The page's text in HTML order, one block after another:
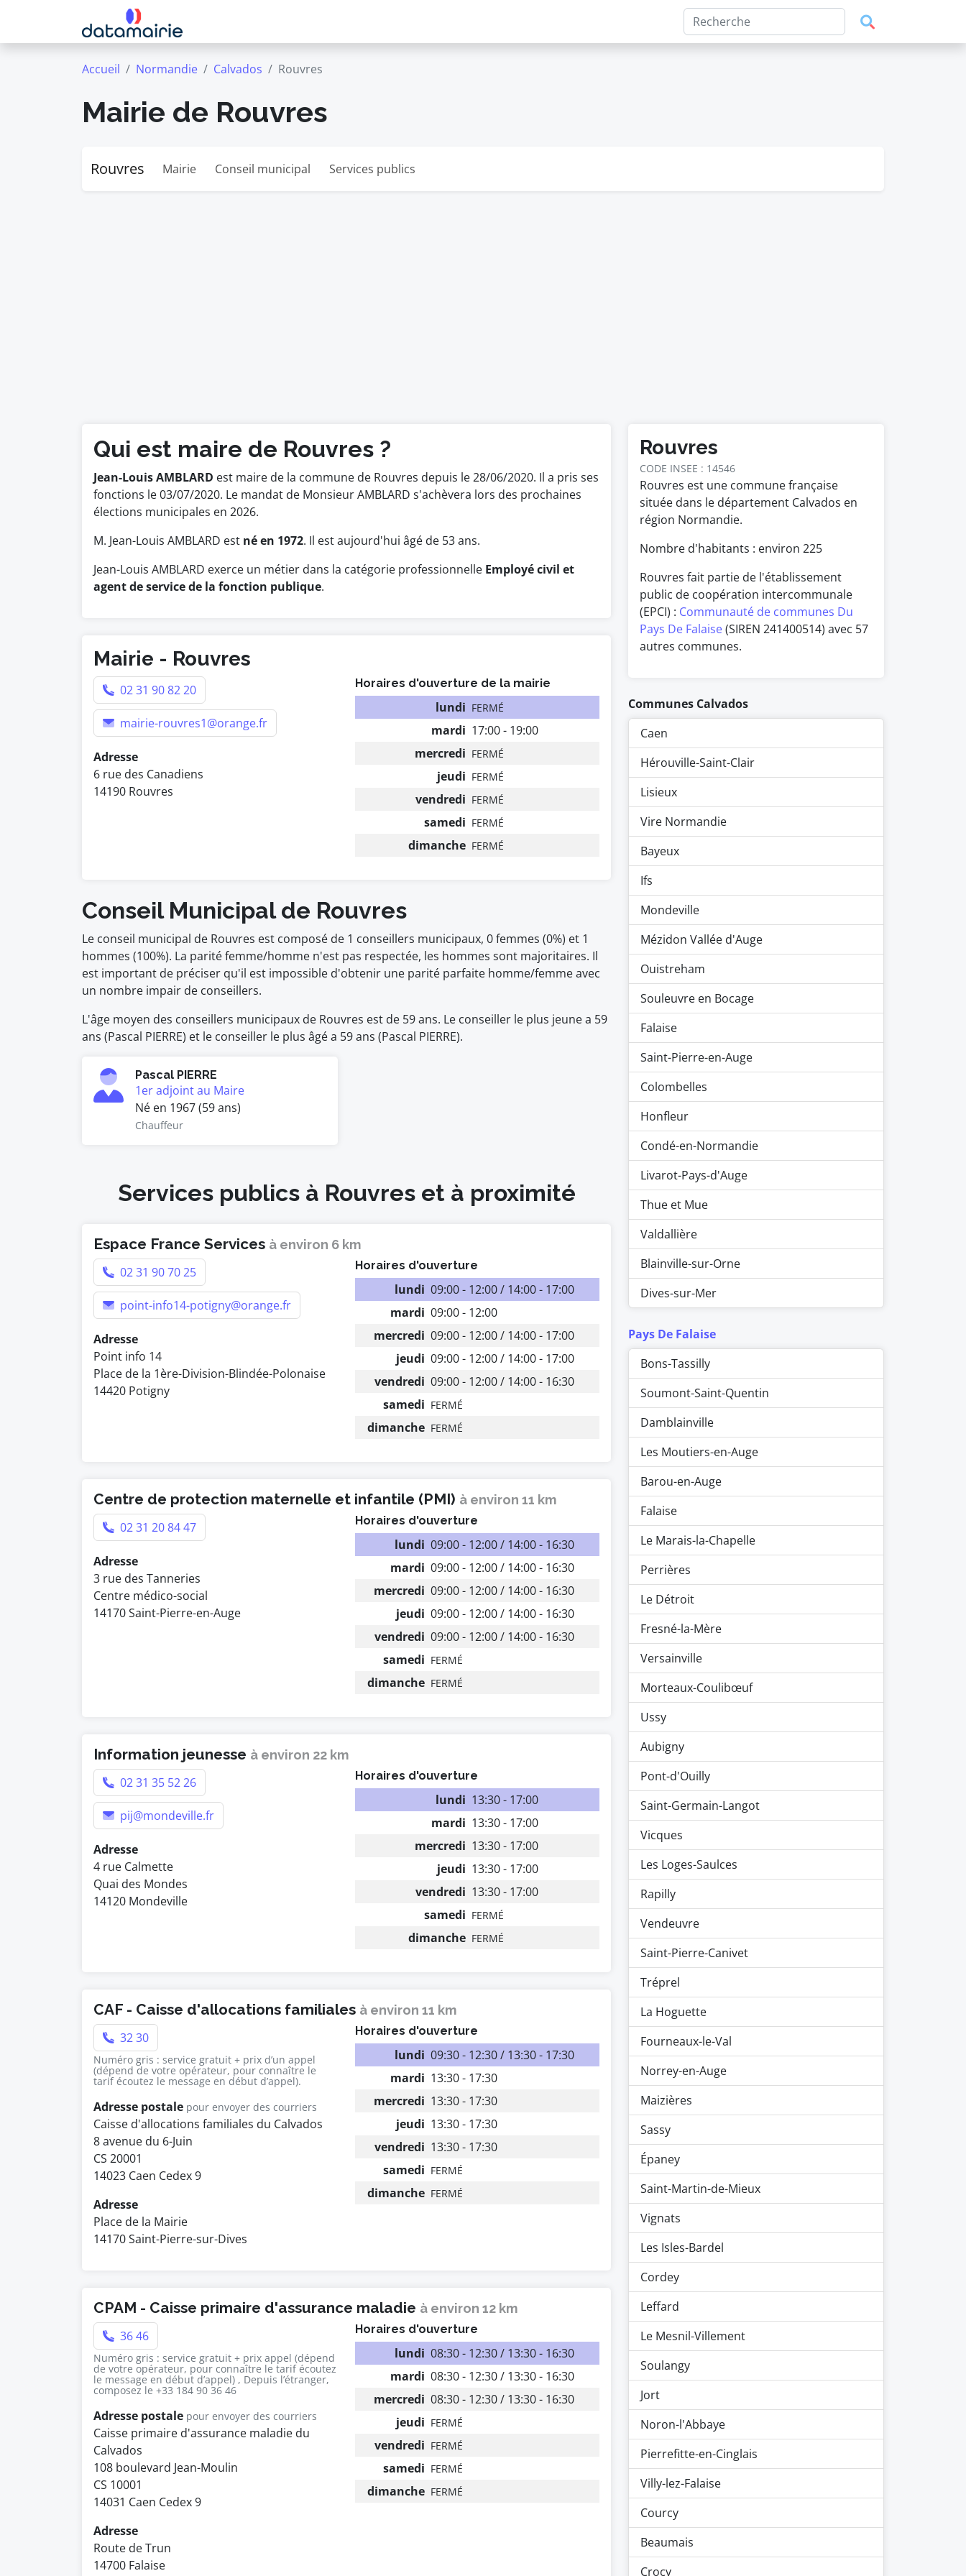
Accueil Normandie Calvados Rouvres
Mairie de Rouvres
Rouvres Mairie Conseil municipal Services publics
Qui est maire de Rouvres ?
Jean-Louis AMBLARD est maire de la commune de Rouvres depuis le 28/06/2020. Il a pris ses
fonctions le 03/07/2020. Le mandat de Monsieur AMBLARD s'achèvera lors des prochaines
élections municipales en 2026.
M. Jean-Louis AMBLARD est né en 1972. Il est aujourd'hui âgé de 53 ans.
Jean-Louis AMBLARD exerce un métier dans la catégorie professionnelle Employé civil et
agent de service de la fonction publique.
Mairie - Rouvres
02 31 90 82 20
mairie-rouvres1@orange.fr
Adresse
6 rue des Canadiens
14190 Rouvres
Horaires d'ouverture de la mairie
lundi FERMÉ
mardi 17:00 - 19:00
mercredi FERMÉ
jeudi FERMÉ
vendredi FERMÉ
samedi FERMÉ
dimanche FERMÉ
Conseil Municipal de Rouvres
Le conseil municipal de Rouvres est composé de 1 conseillers municipaux, 0 femmes (0%) et 1
hommes (100%). La parité femme/homme n'est pas respectée, les hommes sont majoritaires. Il
est important de préciser qu'il est impossible d'obtenir une parité parfaite homme/femme avec
un nombre impair de conseillers.
L'âge moyen des conseillers municipaux de Rouvres est de 59 ans. Le conseiller le plus jeune a 59
ans (Pascal PIERRE) et le conseiller le plus âgé a 59 ans (Pascal PIERRE).
Pascal PIERRE
1er adjoint au Maire
Né en 1967 (59 ans)
Chauffeur
Services publics à Rouvres et à proximité
Espace France Services à environ 6 km
02 31 90 70 25
point-info14-potigny@orange.fr
Adresse
Point info 14
Place de la 1ère-Division-Blindée-Polonaise
14420 Potigny
Horaires d'ouverture
lundi 09:00 - 12:00 / 14:00 - 17:00
mardi 09:00 - 12:00
mercredi 09:00 - 12:00 / 14:00 - 17:00
jeudi 09:00 - 12:00 / 14:00 - 17:00
vendredi 09:00 - 12:00 / 14:00 - 16:30
samedi FERMÉ
dimanche FERMÉ
Centre de protection maternelle et infantile (PMI) à environ 11 km
02 31 20 84 47
Adresse
3 rue des Tanneries
Centre médico-social
14170 Saint-Pierre-en-Auge
Horaires d'ouverture
lundi 09:00 - 12:00 / 14:00 - 16:30
mardi 09:00 - 12:00 / 14:00 - 16:30
mercredi 09:00 - 12:00 / 14:00 - 16:30
jeudi 09:00 - 12:00 / 14:00 - 16:30
vendredi 09:00 - 12:00 / 14:00 - 16:30
samedi FERMÉ
dimanche FERMÉ
Information jeunesse à environ 22 km
02 31 35 52 26
pij@mondeville.fr
Adresse
4 rue Calmette
Quai des Mondes
14120 Mondeville
Horaires d'ouverture
lundi 13:30 - 17:00
mardi 13:30 - 17:00
mercredi 13:30 - 17:00
jeudi 13:30 - 17:00
vendredi 13:30 - 17:00
samedi FERMÉ
dimanche FERMÉ
CAF - Caisse d'allocations familiales à environ 11 km
32 30
Numéro gris : service gratuit + prix d’un appel
(dépend de votre opérateur, pour connaître le
tarif écoutez le message en début d’appel).
Adresse postale pour envoyer des courriers
Caisse d'allocations familiales du Calvados
8 avenue du 6-Juin
CS 20001
14023 Caen Cedex 9
Adresse
Place de la Mairie
14170 Saint-Pierre-sur-Dives
Horaires d'ouverture
lundi 09:30 - 12:30 / 13:30 - 17:30
mardi 13:30 - 17:30
mercredi 13:30 - 17:30
jeudi 13:30 - 17:30
vendredi 13:30 - 17:30
samedi FERMÉ
dimanche FERMÉ
CPAM - Caisse primaire d'assurance maladie à environ 12 km
36 46
Numéro gris : service gratuit + prix appel (dépend
de votre opérateur, pour connaître le tarif écoutez
le message en début d’appel) , Depuis l’étranger,
composez le +33 184 90 36 46
Adresse postale pour envoyer des courriers
Caisse primaire d'assurance maladie du
Calvados
108 boulevard Jean-Moulin
CS 10001
14031 Caen Cedex 9
Adresse
Route de Trun
14700 Falaise
Horaires d'ouverture
lundi 08:30 - 12:30 / 13:30 - 16:30
mardi 08:30 - 12:30 / 13:30 - 16:30
mercredi 08:30 - 12:30 / 13:30 - 16:30
jeudi FERMÉ
vendredi FERMÉ
samedi FERMÉ
dimanche FERMÉ
Rouvres
CODE INSEE : 14546
Rouvres est une commune française
située dans le département Calvados en
région Normandie.
Nombre d'habitants : environ 225
Rouvres fait partie de l'établissement
public de coopération intercommunale
(EPCI) : Communauté de communes Du
Pays De Falaise(SIREN 241400514) avec 57
autres communes.
Communes Calvados
Caen
Hérouville-Saint-Clair
Lisieux
Vire Normandie
Bayeux
Ifs
Mondeville
Mézidon Vallée d'Auge
Ouistreham
Souleuvre en Bocage
Falaise
Saint-Pierre-en-Auge
Colombelles
Honfleur
Condé-en-Normandie
Livarot-Pays-d'Auge
Thue et Mue
Valdallière
Blainville-sur-Orne
Dives-sur-Mer
Pays De Falaise
Bons-Tassilly
Soumont-Saint-Quentin
Damblainville
Les Moutiers-en-Auge
Barou-en-Auge
Falaise
Le Marais-la-Chapelle
Perrières
Le Détroit
Fresné-la-Mère
Versainville
Morteaux-Coulibœuf
Ussy
Aubigny
Pont-d'Ouilly
Saint-Germain-Langot
Vicques
Les Loges-Saulces
Rapilly
Vendeuvre
Saint-Pierre-Canivet
Tréprel
La Hoguette
Fourneaux-le-Val
Norrey-en-Auge
Maizières
Sassy
Épaney
Saint-Martin-de-Mieux
Vignats
Les Isles-Bardel
Cordey
Leffard
Le Mesnil-Villement
Soulangy
Jort
Noron-l'Abbaye
Pierrefitte-en-Cinglais
Villy-lez-Falaise
Courcy
Beaumais
Crocy